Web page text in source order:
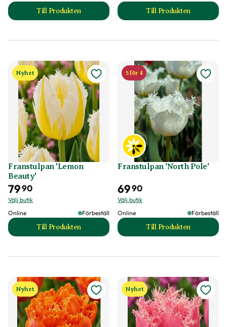
Till Produkten
till Franstulpan 'Labrador' produktsida
Till Produkten
till Franstulpan
Nyhet
Franstulpan 'Lemon
Beauty'
7990
Välj butik
Online
Förbeställ
Till Produkten
till Franstulpan 'Lemon Beauty' produktsida
5 för 4
Franstulpan 'North Pole'
6990
Välj butik
Online
Förbeställ
Till Produkten
till Franstulpan
Nyhet Nyhet